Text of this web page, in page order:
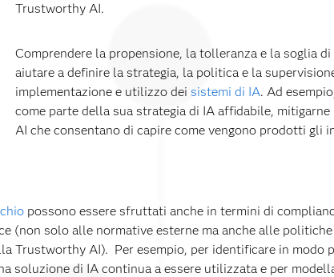
Trustworthy AI.
Comprendere la propensione, la tolleranza e la soglia
aiutare a definire la strategia, la politica e la
implementazione e utilizzo dei sistemi di IA. Ad
come parte della sua strategia di IA affidabile,
AI che consentano di capire come vengono prodotti gli
possono essere sfruttati anche in termini di
(non solo alle normative esterne ma anche alle
Trustworthy AI). Per esempio, per identificare in modo
soluzione di IA continua a essere utilizzata e per